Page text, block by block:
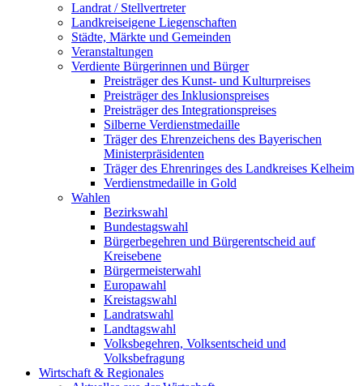
Landrat / Stellvertreter
Landkreiseigene Liegenschaften
Städte, Märkte und Gemeinden
Veranstaltungen
Verdiente Bürgerinnen und Bürger
Preisträger des Kunst- und Kulturpreises
Preisträger des Inklusionspreises
Preisträger des Integrationspreises
Silberne Verdienstmedaille
Träger des Ehrenzeichens des Bayerischen
Ministerpräsidenten
Träger des Ehrenringes des Landkreises Kelheim
Verdienstmedaille in Gold
Wahlen
Bezirkswahl
Bundestagswahl
Bürgerbegehren und Bürgerentscheid auf
Kreisebene
Bürgermeisterwahl
Europawahl
Kreistagswahl
Landratswahl
Landtagswahl
Volksbegehren, Volksentscheid und
Volksbefragung
Wirtschaft & Regionales